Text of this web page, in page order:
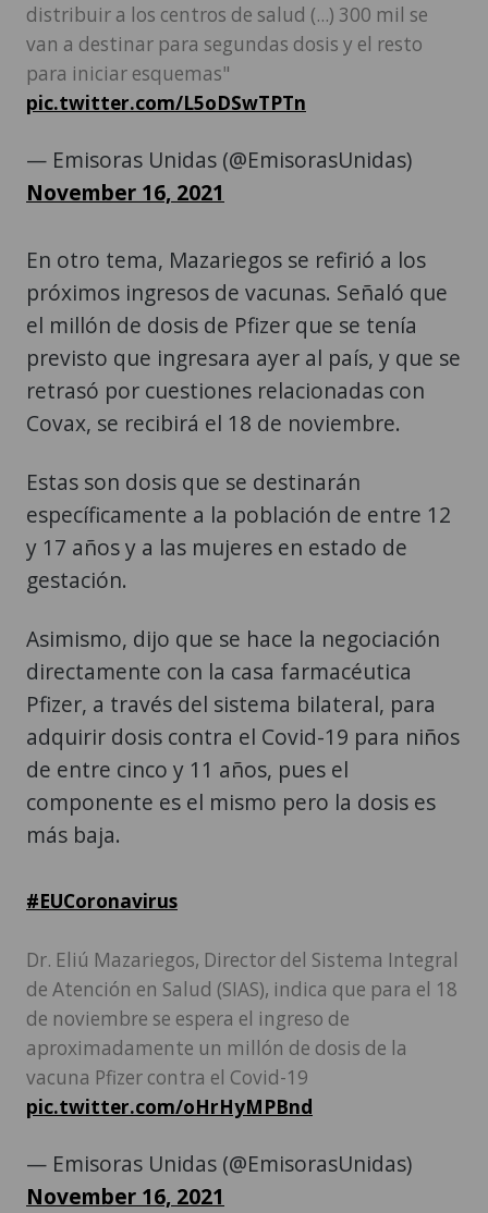
distribuir a los centros de salud (...) 300 mil se
van a destinar para segundas dosis y el resto
para iniciar esquemas"
pic.twitter.com/L5oDSwTPTn
— Emisoras Unidas (@EmisorasUnidas)
November 16, 2021
En otro tema, Mazariegos se refirió a los
próximos ingresos de vacunas. Señaló que
el millón de dosis de Pfizer que se tenía
previsto que ingresara ayer al país, y que se
retrasó por cuestiones relacionadas con
Covax, se recibirá el 18 de noviembre.
Estas son dosis que se destinarán
específicamente a la población de entre 12
y 17 años y a las mujeres en estado de
gestación.
Asimismo, dijo que se hace la negociación
directamente con la casa farmacéutica
Pfizer, a través del sistema bilateral, para
adquirir dosis contra el Covid-19 para niños
de entre cinco y 11 años, pues el
componente es el mismo pero la dosis es
más baja.
#EUCoronavirus
Dr. Eliú Mazariegos, Director del Sistema Integral
de Atención en Salud (SIAS), indica que para el 18
de noviembre se espera el ingreso de
aproximadamente un millón de dosis de la
vacuna Pfizer contra el Covid-19
pic.twitter.com/oHrHyMPBnd
— Emisoras Unidas (@EmisorasUnidas)
November 16, 2021